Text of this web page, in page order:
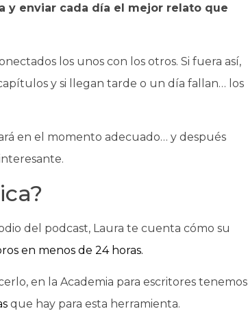
y enviar cada día el mejor relato que
los unos con los otros. Si fuera así,
y si llegan tarde o un día fallan… los
en el momento adecuado… y después
del podcast, Laura te cuenta cómo su
en menos de 24 horas.
en la Academia para escritores tenemos
que hay para esta herramienta.